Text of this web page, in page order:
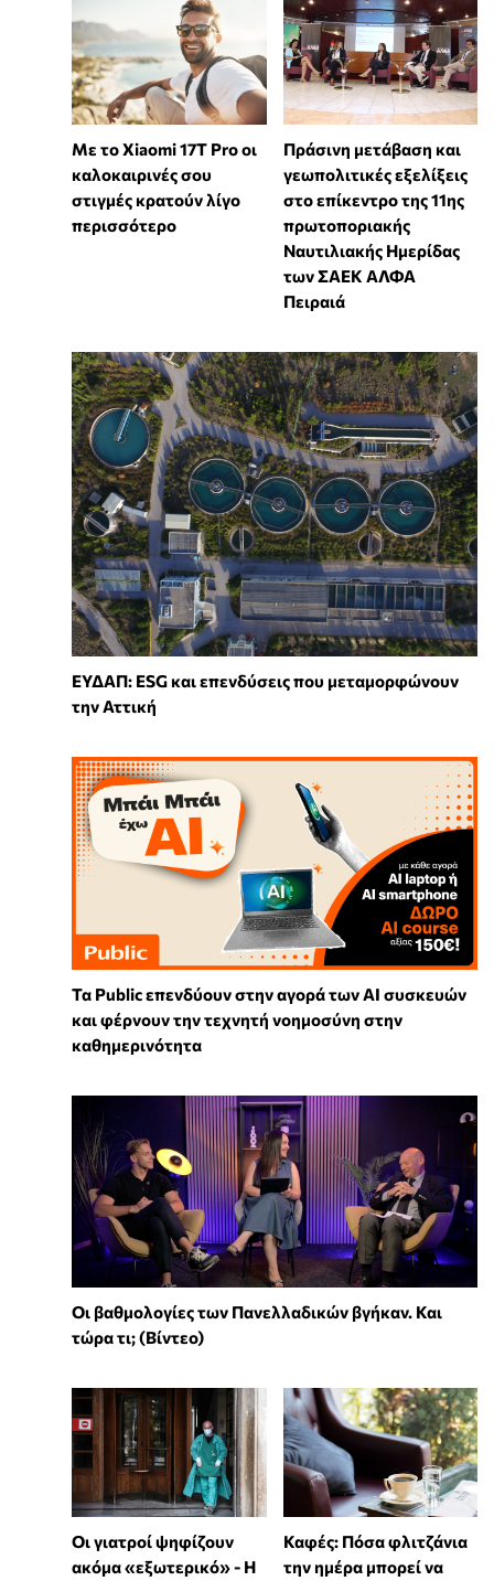
Με το Xiaomi 17T Pro οι
καλοκαιρινές σου
στιγμές κρατούν λίγο
περισσότερο
Πράσινη μετάβαση και
γεωπολιτικές εξελίξεις
στο επίκεντρο της 11ης
πρωτοποριακής
Ναυτιλιακής Ημερίδας
των ΣΑΕΚ ΑΛΦΑ
Πειραιά
ΕΥΔΑΠ: ESG και επενδύσεις που μεταμορφώνουν
την Αττική
Τα Public επενδύουν στην αγορά των AI συσκευών
και φέρνουν την τεχνητή νοημοσύνη στην
καθημερινότητα
Οι βαθμολογίες των Πανελλαδικών βγήκαν. Και
τώρα τι; (Βίντεο)
Οι γιατροί ψηφίζουν
ακόμα «εξωτερικό» - Η
Καφές: Πόσα φλιτζάνια
την ημέρα μπορεί να